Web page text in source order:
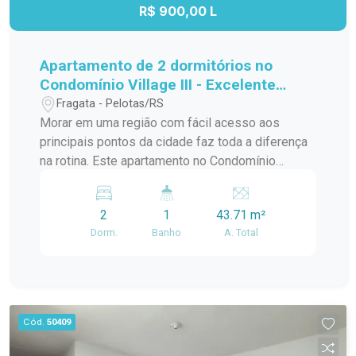
localização privilegiada e um imóvel com
R$ 900,00 L
Apartamento de 2 dormitórios no
Condomínio Village III - Excelente
localização na Avenida Duque de
Caxias
Fragata - Pelotas/RS
Morar em uma região com fácil acesso aos
principais pontos da cidade faz toda a diferença
na rotina. Este apartamento no Condomínio
localização estratégica, sendo uma excelente
opção para quem busca qualidade de vida,
mobilidade e conveniência em um dos endereços
precisa no dia a dia. Fica próximo à FAMED, com
fácil acesso à Rodoviária, além de contar com
mercados, farmácias, transporte público e uma
2
Dorm.
1
Banho
43.71 m²
A. Total
Cód. 50409